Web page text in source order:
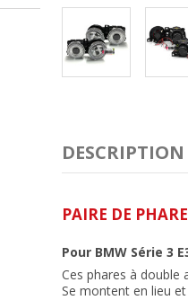
DESCRIPTION
PAIRE DE
Pour BMW Série 3
Ces phares à double
Se montent en lieu